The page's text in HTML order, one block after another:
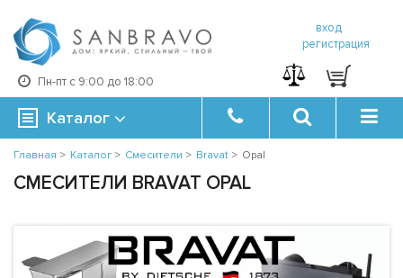
Пн-пт с 9:00 до 18:00
вход
регистрация
Каталог
Главная > Каталог > Смесители > Bravat > Opal
СМЕСИТЕЛИ BRAVAT OPAL